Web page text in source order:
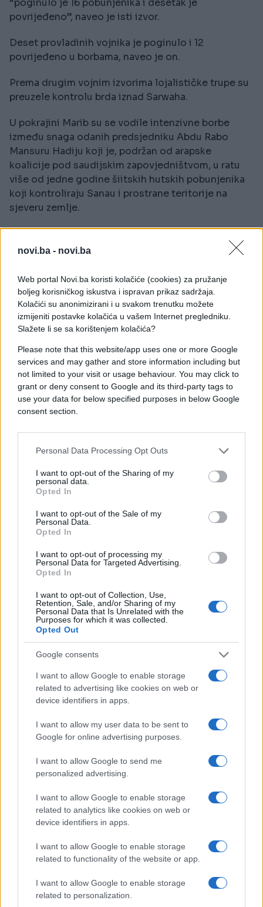
novi.ba - novi.ba
Web portal Novi.ba koristi kolačiće (cookies) za pružanje
boljeg korisničkog iskustva i ispravan prikaz sadržaja.
Kolačići su anonimizirani i u svakom trenutku možete
izmijeniti postavke kolačića u vašem Internet pregledniku.
Slažete li se sa korištenjem kolačića?
Please note that this website/app uses one or more Google
services and may gather and store information including but
not limited to your visit or usage behaviour. You may click to
grant or deny consent to Google and its third-party tags to
use your data for below specified purposes in below Google
consent section.
Personal Data Processing Opt Outs
I want to opt-out of the Sharing of my
personal data.
Opted In
I want to opt-out of the Sale of my
Personal Data.
Opted In
I want to opt-out of processing my
Personal Data for Targeted Advertising.
Opted In
I want to opt-out of Collection, Use,
Retention, Sale, and/or Sharing of my
Personal Data that Is Unrelated with the
Purposes for which it was collected.
Opted Out
Google consents
I want to allow Google to enable storage
related to advertising like cookies on web or
device identifiers in apps.
I want to allow my user data to be sent to
Google for online advertising purposes.
I want to allow Google to send me
personalized advertising.
I want to allow Google to enable storage
related to analytics like cookies on web or
device identifiers in apps.
I want to allow Google to enable storage
related to functionality of the website or app.
I want to allow Google to enable storage
related to personalization.
“poginulo je 16 pobunjenika i desetak je
povrijeđeno”, naveo je isti izvor.
Deset provladinih vojnika je poginulo i 12
povrijeđeno u borbama, naveo je on.
Prema drugim vojnim izvorima lojalističke trupe su
preuzele kontrolu brda iznad Sarwaha.
U pokrajini Marib su se vodile intenzivne borbe
između snaga odanih predsjedniku Abdu Rabo
Mansuru Hadiju koji je, podržan od arapske
koalicije pod saudijskim zapovjedništvom, u ratu
više od jedne godine šiitskih hutskih pobunjenika
koji kontroliraju Sanau i prostrane teritorije na
sjeveru zemlje.
9. augusta, nakon neuspjeha mirovnih
Osim toga, Arapski emirati, jedan od stupova
arapske koalicije su u ponedjeljak potvrdili smrt
jednog njihovog vojnika u Jemenu, informacija je
saopćenja oružanih snaga koje je objavila državna
agencija emirata WAM.
Emiratski vojnik je poginuo u operacijama u Maribu,
saopćila je sa svoje strane vladina agencija
sabanew.net.
je poginulo, podaci su UN-a, navela je AFP.
(Fena)
#nafta #Jemen #sukobi
#borba #bilans